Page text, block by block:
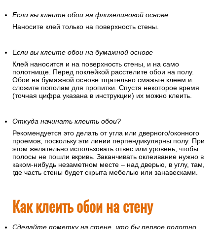
Если вы клеите обои на флизелиновой основе
Наносите клей только на поверхность стены.
Если вы клеите обои на бумажной основе
Клей наносится и на поверхность стены, и на само
полотнище. Перед поклейкой расстелите обои на полу.
Обои на бумажной основе тщательно смажьте клеем и
сложите пополам для пропитки. Спустя некоторое время
(точная цифра указана в инструкции) их можно клеить.
Откуда начинать клеить обои?
Рекомендуется это делать от угла или дверного/оконного
проемов, поскольку эти линии перпендикулярны полу. При
этом желательно использовать отвес или уровень, чтобы
полосы не пошли вкривь. Заканчивать оклеивание нужно в
каком-нибудь незаметном месте – над дверью, в углу, там,
где часть стены будет скрыта мебелью или занавесками.
Как клеить обои на стену
Сделайте пометку на стене, что бы первое полотно